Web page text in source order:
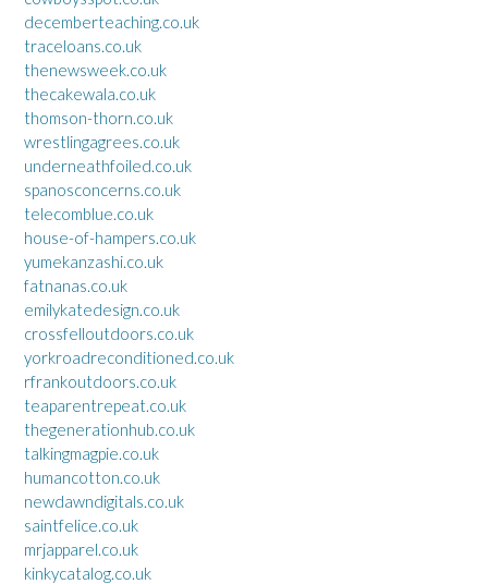
decemberteaching.co.uk
traceloans.co.uk
thenewsweek.co.uk
thecakewala.co.uk
thomson-thorn.co.uk
wrestlingagrees.co.uk
underneathfoiled.co.uk
spanosconcerns.co.uk
telecomblue.co.uk
house-of-hampers.co.uk
yumekanzashi.co.uk
fatnanas.co.uk
emilykatedesign.co.uk
crossfelloutdoors.co.uk
yorkroadreconditioned.co.uk
rfrankoutdoors.co.uk
teaparentrepeat.co.uk
thegenerationhub.co.uk
talkingmagpie.co.uk
humancotton.co.uk
newdawndigitals.co.uk
saintfelice.co.uk
mrjapparel.co.uk
kinkycatalog.co.uk